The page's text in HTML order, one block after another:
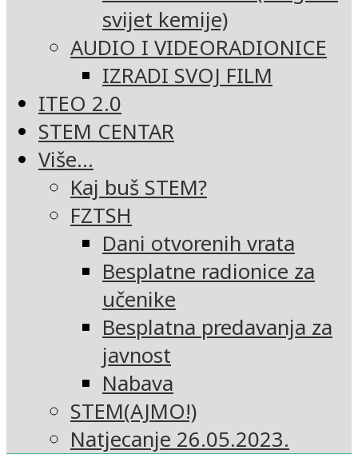
svijet kemije)
AUDIO I VIDEORADIONICE
IZRADI SVOJ FILM
ITEO 2.0
STEM CENTAR
Više…
Kaj buš STEM?
FZTSH
Dani otvorenih vrata
Besplatne radionice za
učenike
Besplatna predavanja za
javnost
Nabava
STEM(AJMO!)
Natjecanje 26.05.2023.